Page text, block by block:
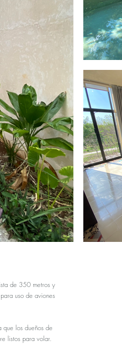
de 350 metros y
uso de aviones
los dueños de
listos para volar.